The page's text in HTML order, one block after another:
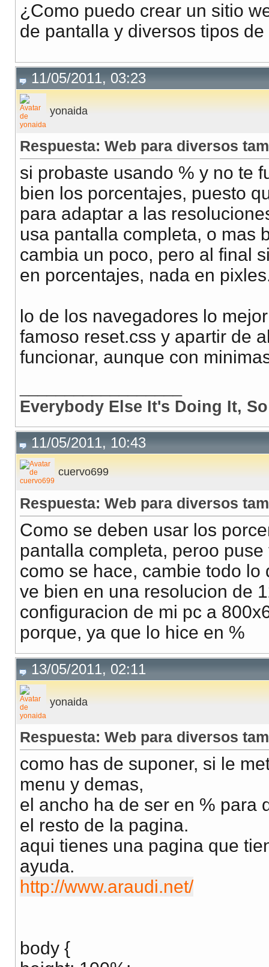
¿Como puedo crear un sitio
de pantalla y diversos tipos
11/05/2011, 03:23
yonaida
Respuesta: Web para diversos
si probaste usando % y no te
bien los porcentajes, puesto
para adaptar a las
usa pantalla completa, o mas
cambia un poco, pero al final
en porcentajes, nada en
lo de los navegadores lo
famoso reset.css y apartir de
funcionar, aunque con
Everybody Else It's Doing It,
11/05/2011, 10:43
cuervo699
Respuesta: Web para diversos
Como se deben usar los
pantalla completa, peroo
como se hace, cambie todo
ve bien en una resolucion de
configuracion de mi pc a
porque, ya que lo hice en %
13/05/2011, 02:11
yonaida
Respuesta: Web para diversos
como has de suponer, si le
menu y demas,
el ancho ha de ser en % para
el resto de la pagina.
aqui tienes una pagina que
ayuda.
http://www.araudi.net/
body {